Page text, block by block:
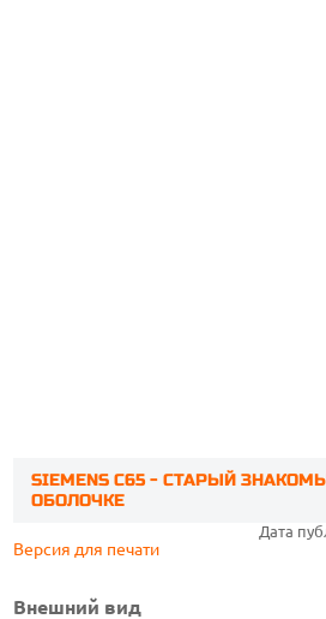
SIEMENS С65 - СТАРЫЙ
ОБОЛОЧКЕ
Дата
Версия для печати
Внешний вид